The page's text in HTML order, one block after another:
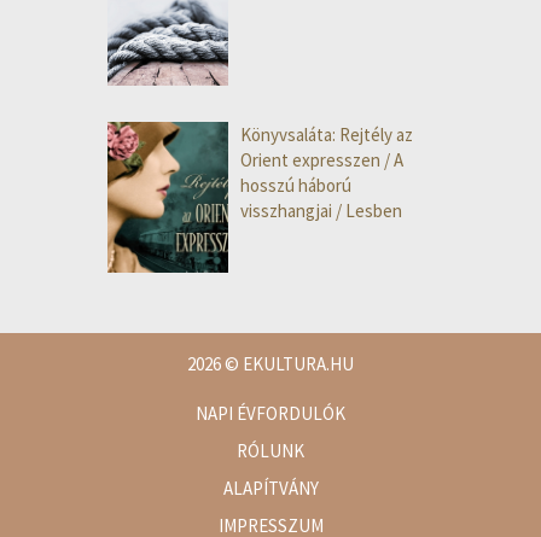
Könyvsaláta: Rejtély az
Orient expresszen / A
hosszú háború
visszhangjai / Lesben
2026© EKULTURA.HU
NAPI ÉVFORDULÓK
RÓLUNK
ALAPÍTVÁNY
IMPRESSZUM